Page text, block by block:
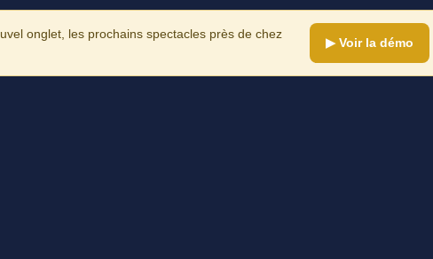
onglet, les prochains spectacles près de chez
▶ Voir la démo